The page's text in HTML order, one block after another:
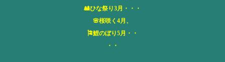
🎎ひな祭り3月・・・
🌸桜咲く4月、
🎏鯉のぼり5月・・
・・